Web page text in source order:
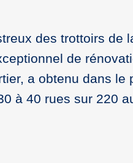
des trottoirs de
de
a obtenu dans
à 40 rues sur 220